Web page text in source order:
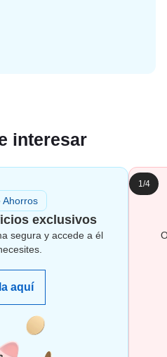
interesar
1/4
Ahorros
exclusivos
segura y accede a él
aquí